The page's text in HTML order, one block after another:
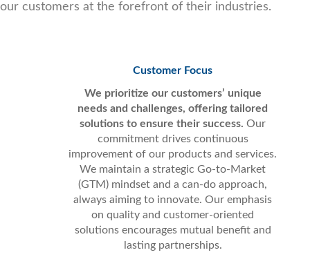
our customers at the forefront of their industries.
Customer Focus
We prioritize our customers’ unique
needs and challenges, offering tailored
solutions to ensure their success.Our
commitment drives continuous
improvement of our products and services.
We maintain a strategic Go-to-Market
(GTM) mindset and a can-do approach,
always aiming to innovate. Our emphasis
on quality and customer-oriented
solutions encourages mutual benefit and
lasting partnerships.